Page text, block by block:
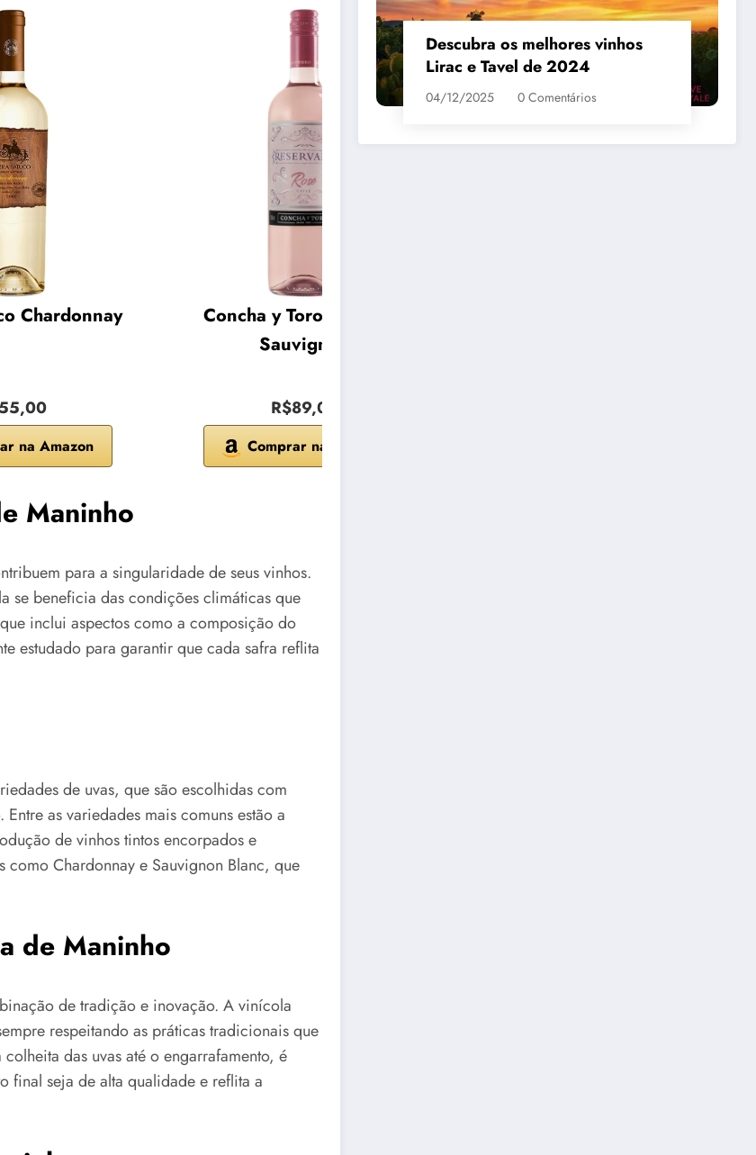
Chardonnay
na Amazon
Concha y Toro Cabernet
Sauvignon
R$89,00
Comprar na Amazon
Maninho
para a singularidade de seus vinhos.
se beneficia das condições climáticas que
inclui aspectos como a composição do
estudado para garantir que cada safra reflita
de uvas, que são escolhidas com
as variedades mais comuns estão a
de vinhos tintos encorpados e
como Chardonnay e Sauvignon Blanc, que
de Maninho
de tradição e inovação. A vinícola
respeitando as práticas tradicionais que
das uvas até o engarrafamento, é
final seja de alta qualidade e reflita a
Descubra os melhores vinhos
Lirac e Tavel de 2024
04/12/2025 0 Comentários